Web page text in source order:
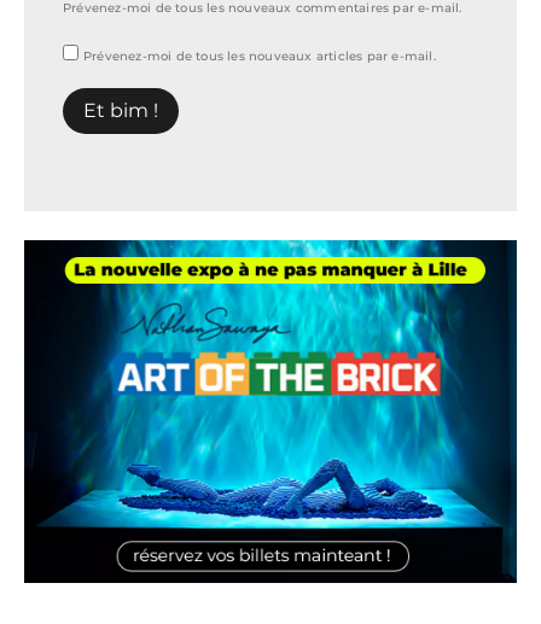
Prévenez-moi de tous les nouveaux commentaires par e-mail.
Prévenez-moi de tous les nouveaux articles par e-mail.